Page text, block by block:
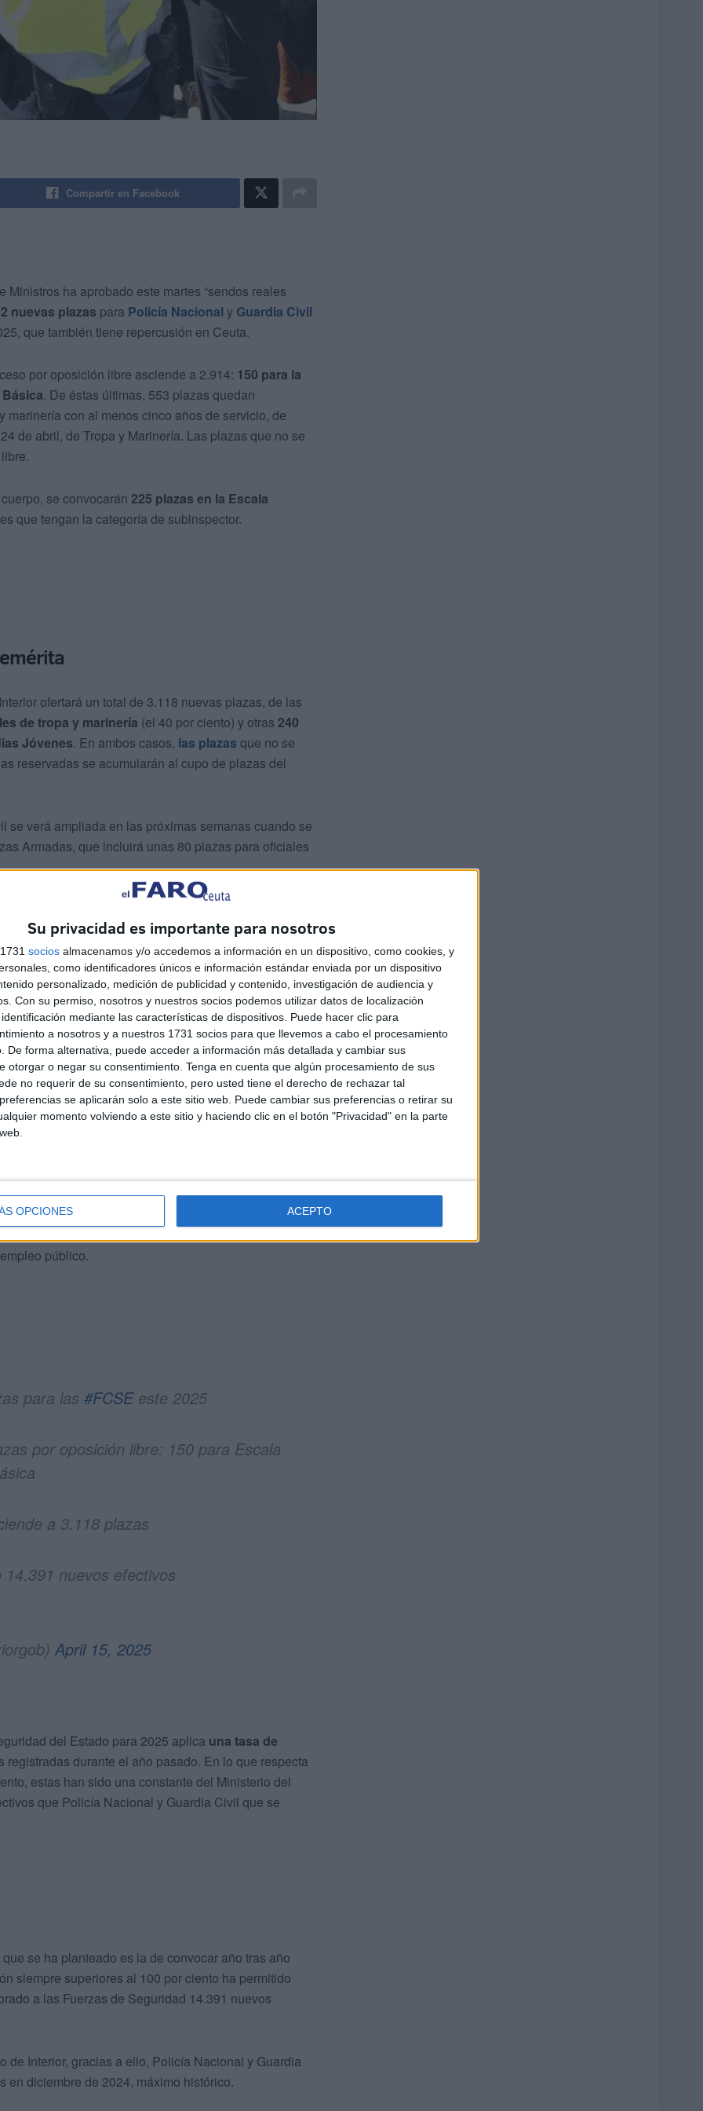
Su privacidad es importante para nosotros
socios almacenamos y/o accedemos a información en un dispositivo, como cookies, y
como identificadores únicos e información estándar enviada por un dispositivo
personalizado, medición de publicidad y contenido, investigación de audiencia y
Con su permiso, nosotros y nuestros socios podemos utilizar datos de localización
mediante las características de dispositivos. Puede hacer clic para
a nosotros y a nuestros 1731 socios para que llevemos a cabo el procesamiento
De forma alternativa, puede acceder a información más detallada y cambiar sus
otorgar o negar su consentimiento. Tenga en cuenta que algún procesamiento de sus
no requerir de su consentimiento, pero usted tiene el derecho de rechazar tal
se aplicarán solo a este sitio web. Puede cambiar sus preferencias o retirar su
momento volviendo a este sitio y haciendo clic en el botón "Privacidad" en la parte
OPCIONES ACEPTO
Compartir en Facebook
ha aprobado este martes “sendos reales
nuevas plazas para Policía Nacional y Guardia Civil
que también tiene repercusión en Ceuta.
por oposición libre asciende a 2.914: 150 para la
. De éstas últimas, 553 plazas quedan
con al menos cinco años de servicio, de
de abril, de Tropa y Marinería. Las plazas que no se
se convocarán 225 plazas en la Escala
que tengan la categoría de subinspector.
ofertará un total de 3.118 nuevas plazas, de las
de tropa y marinería (el 40 por ciento) y otras 240
Jóvenes. En ambos casos, las plazas que no se
reservadas se acumularán al cupo de plazas del
se verá ampliada en las próximas semanas cuando se
Armadas, que incluirá unas 80 plazas para oficiales
Guardia Civil, el real decreto autoriza laconvocatoria
cuales 92 se reservan para la modalidad de
de escala, y 400 plazas en la Escala de Suboficiales
de formación previo al acceso a Policía Nacional
selectivos y retrasa la incorporación de los
imprescindible para la adecuada prestación de los
encomendados, lo que hace perentoria la
público.
para las #FCSEeste 2025
por oposición libre: 150 para Escala
a 3.118 plazas
nuevos efectivos
April 15, 2025
del Estado para 2025 aplica una tasa de
registradas durante el año pasado. En lo que respecta
estas han sido una constante del Ministerio del
que Policía Nacional y Guardia Civil que se
se ha planteado es la de convocar año tras año
siempre superiores al 100 por ciento ha permitido
a las Fuerzas de Seguridad 14.391 nuevos
Interior, gracias a ello, Policía Nacional y Guardia
en diciembre de 2024, máximo histórico.